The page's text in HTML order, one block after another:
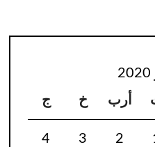
أرب خ ج
2
3
4